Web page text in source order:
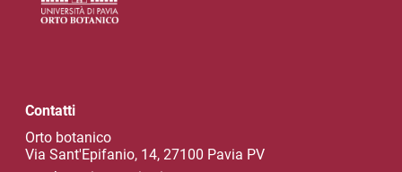
Contatti
Orto botanico
Via Sant'Epifanio, 14, 27100 Pavia PV